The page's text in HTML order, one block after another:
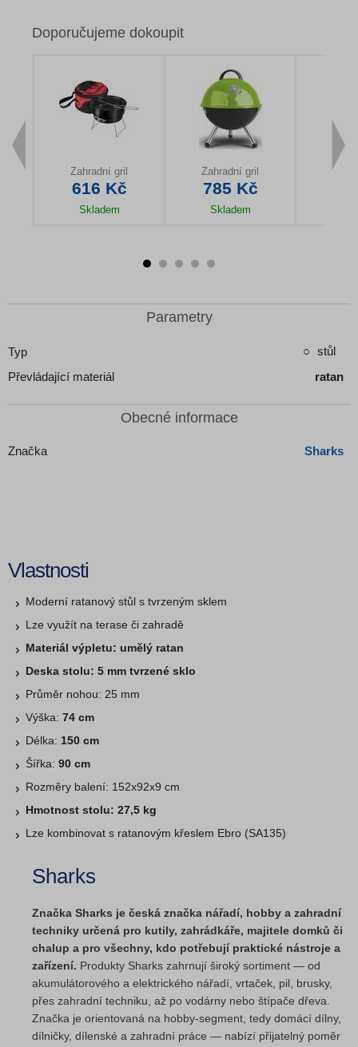
Doporučujeme dokoupit
Zahradní gril
616 Kč
Skladem
Zahradní gril
785 Kč
Skladem
Parametry
Typ
stůl
Převládající materiál
ratan
Obecné informace
Značka Sharks
Vlastnosti
Moderní ratanový stůl s tvrzeným sklem
Lze využít na terase či zahradě
Materiál výpletu: umělý ratan
Deska stolu: 5 mm tvrzené sklo
Průměr nohou: 25 mm
Výška: 74 cm
Délka: 150 cm
Šířka: 90 cm
Rozměry balení: 152x92x9 cm
Hmotnost stolu: 27,5 kg
Lze kombinovat s ratanovým křeslem Ebro (SA135)
Sharks
Značka Sharks je česká značka nářadí, hobby a zahradní
techniky určená pro kutily, zahrádkáře, majitele domků či
chalup a pro všechny, kdo potřebují praktické nástroje a
zařízení. Produkty Sharks zahrnují široký sortiment — od
akumulátorového a elektrického nářadí, vrtaček, pil, brusky,
přes zahradní techniku, až po vodárny nebo štípače dřeva.
Značka je orientovaná na hobby‑segment, tedy domácí dílny,
dílničky, dílenské a zahradní práce — nabízí přijatelný poměr